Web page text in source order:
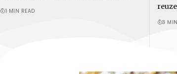
1 MIN READ
3